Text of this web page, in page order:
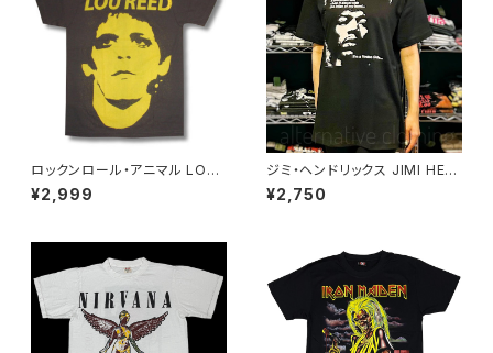
ロックンロール・アニマル LOU
REED ライヴ ルー・リード LIVE
Transformer デヴィッド・ボウ
OU-01
¥2,999
ジミ・ヘンドリックス JIMI HEN
DRIX Voodoo Chile ヴードゥ
ー・チャイル Band of gypsys
¥2,750